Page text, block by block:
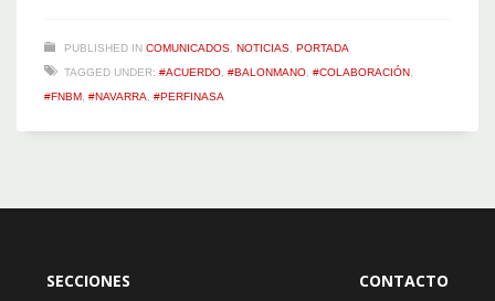
PUBLISHED IN COMUNICADOS NOTICIAS PORTADA
TAGGED UNDER: #ACUERDO #BALONMANO #COLABORACIÓN
#FNBM #NAVARRA #PERFINASA
SECCIONES CONTACTO